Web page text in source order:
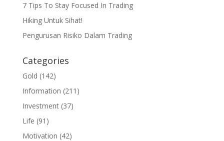
7 Tips To Stay Focused In Trading
Hiking Untuk Sihat!
Pengurusan Risiko Dalam Trading
Categories
Gold (142)
Information (211)
Investment(37)
Life (91)
Motivation (42)